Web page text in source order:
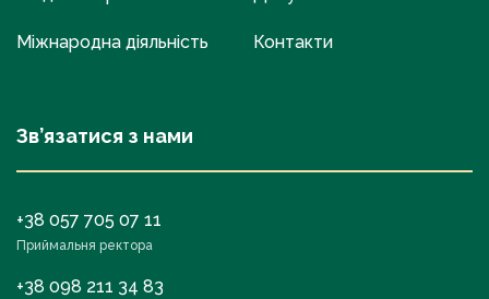
Міжнародна діяльність Контакти
Зв’язатися з нами
+38 057 705 07 11
Приймальня ректора
+38 098 211 34 83